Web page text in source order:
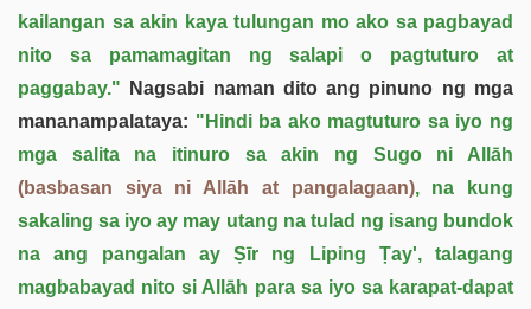
kailangan sa akin kaya tulungan mo ako sa pagbayad
nito sa pamamagitan ng salapi o pagtuturo at
paggabay." Nagsabi naman dito ang pinuno ng mga
mananampalataya: "Hindi ba ako magtuturo sa iyo ng
mga salita na itinuro sa akin ng Sugo ni Allāh
(basbasan siya ni Allāh at pangalagaan), na kung
sakaling sa iyo ay may utang na tulad ng isang bundok
na ang pangalan ay Ṣīr ng Liping Ṭay', talagang
magbabayad nito si Allāh para sa iyo sa karapat-dapat